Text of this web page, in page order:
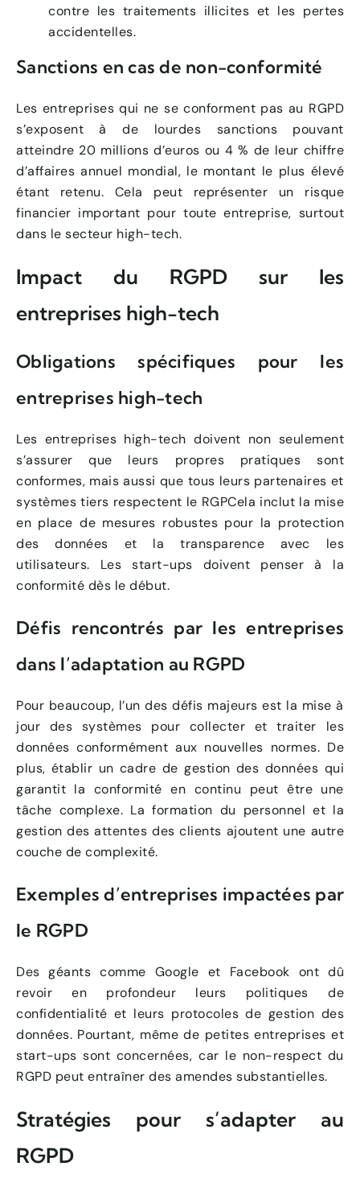
contre les traitements illicites et les pertes
accidentelles.
Sanctions en cas de non-conformité
Les entreprises qui ne se conforment pas au RGPD
s’exposent à de lourdes sanctions pouvant
atteindre 20 millions d’euros ou 4 % de leur chiffre
d’affaires annuel mondial, le montant le plus élevé
étant retenu. Cela peut représenter un risque
financier important pour toute entreprise, surtout
dans le secteur high-tech.
Impact du RGPD sur les
entreprises high-tech
Obligations spécifiques pour les
entreprises high-tech
Les entreprises high-tech doivent non seulement
s’assurer que leurs propres pratiques sont
conformes, mais aussi que tous leurs partenaires et
systèmes tiers respectent le RGPCela inclut la mise
en place de mesures robustes pour la protection
des données et la transparence avec les
utilisateurs. Les start-ups doivent penser à la
conformité dès le début.
Défis rencontrés par les entreprises
dans l’adaptation au RGPD
Pour beaucoup, l’un des défis majeurs est la mise à
jour des systèmes pour collecter et traiter les
données conformément aux nouvelles normes. De
plus, établir un cadre de gestion des données qui
garantit la conformité en continu peut être une
tâche complexe. La formation du personnel et la
gestion des attentes des clients ajoutent une autre
couche de complexité.
Exemples d’entreprises impactées par
le RGPD
Des géants comme Google et Facebook ont dû
revoir en profondeur leurs politiques de
confidentialité et leurs protocoles de gestion des
données. Pourtant, même de petites entreprises et
start-ups sont concernées, car le non-respect du
RGPD peut entraîner des amendes substantielles.
Stratégies pour s’adapter au
RGPD